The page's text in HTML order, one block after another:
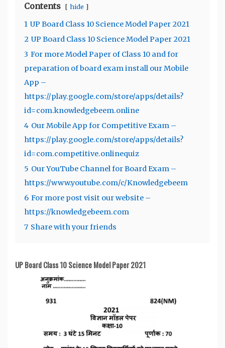
Contents hide
1 UP Board Class 10 Science Model Paper 2021
2 UP Board Class 10 Science Model Paper 2021
3 For more Model Paper of Class 10 and for
preparation of board exam install our Mobile
App –
https://play.google.com/store/apps/details?
id=com.knowledgebeem.online
4 Our Mobile App for Competitive Exam –
https://play.google.com/store/apps/details?
id=com.competitive.onlinequiz
5 Our YouTube Channel for Board Exam –
https://www.youtube.com/c/Knowledgebeem
6 For more post visit our website –
https://knowledgebeem.com
7 Share with your friends
UP Board Class 10 Science Model Paper 2021